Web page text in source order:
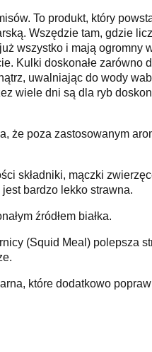
To produkt, który
Wszędzie tam, gdzie
wszystko i mają ogromny
Kulki doskonałe zarówno
uwalniając do wody
wiele dni są dla ryb
że poza zastosowanym
składniki, mączki
bardzo lekko strawna.
źródłem białka.
(Squid Meal) polepsza
które dodatkowo